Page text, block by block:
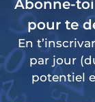
Abonne-toi
pour te
En
par jour
potentiel